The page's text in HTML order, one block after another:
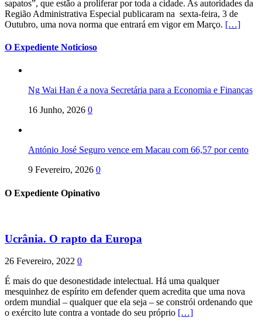
sapatos”, que estão a proliferar por toda a cidade. As autoridades da
Região Administrativa Especial publicaram na sexta-feira, 3 de
Outubro, uma nova norma que entrará em vigor em Março. […]
O Expediente Noticioso
Ng Wai Han é a nova Secretária para a Economia e Finanças
16 Junho, 2026 0
António José Seguro vence em Macau com 66,57 por cento
9 Fevereiro, 2026 0
O Expediente Opinativo
Ucrânia. O rapto da Europa
26 Fevereiro, 2022 0
É mais do que desonestidade intelectual. Há uma qualquer
mesquinhez de espírito em defender quem acredita que uma nova
ordem mundial – qualquer que ela seja – se constrói ordenando que
o exército lute contra a vontade do seu próprio […]